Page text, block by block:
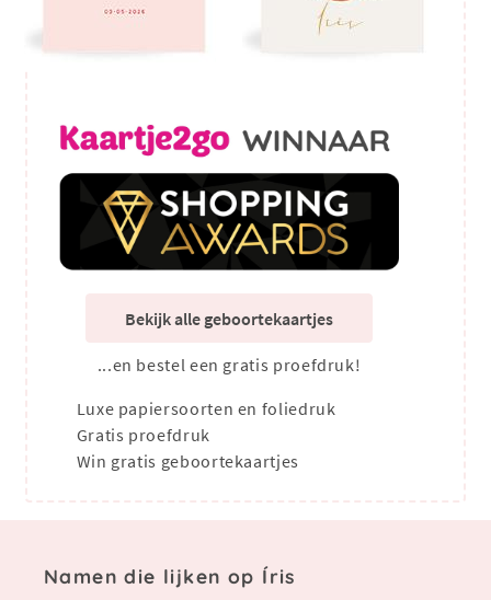
Bekijk alle geboortekaartjes
...en bestel een gratis proefdruk!
Luxe papiersoorten en foliedruk
Gratis proefdruk
Win gratis geboortekaartjes
Namen die lijken op Íris